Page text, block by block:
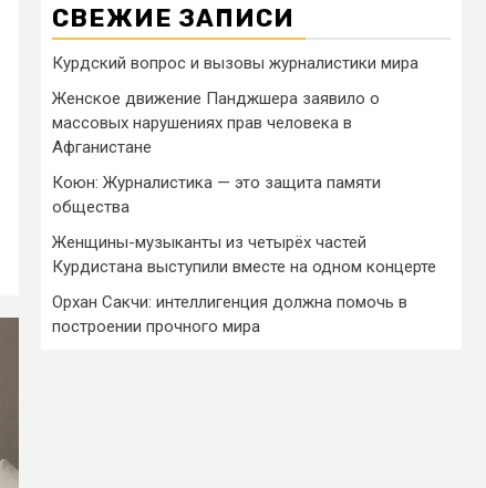
СВЕЖИЕ ЗАПИСИ
Курдский вопрос и вызовы журналистики мира
Женское движение Панджшера заявило о
массовых нарушениях прав человека в
Афганистане
Коюн: Журналистика — это защита памяти
общества
Женщины-музыканты из четырёх частей
Курдистана выступили вместе на одном концерте
Орхан Сакчи: интеллигенция должна помочь в
построении прочного мира